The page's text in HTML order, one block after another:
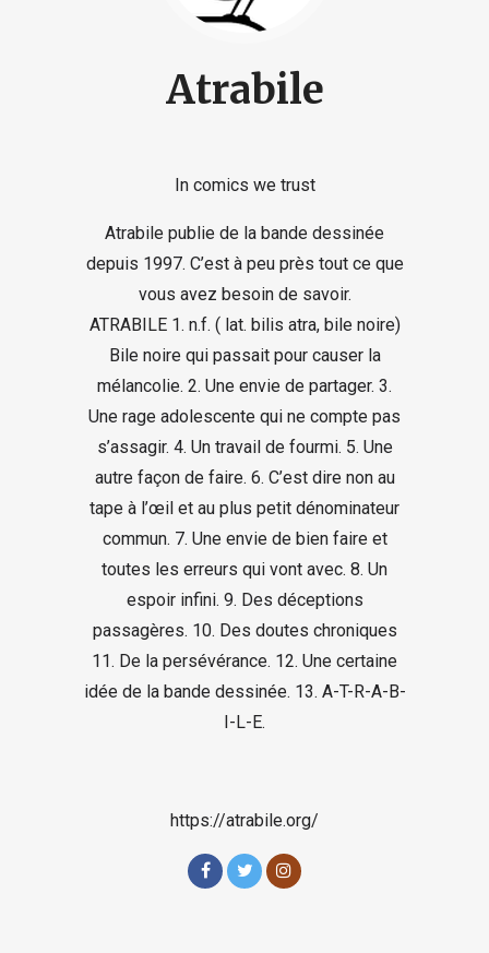
Atrabile
In comics we trust
Atrabile publie de la bande dessinée
depuis 1997. C’est à peu près tout ce que
vous avez besoin de savoir.
ATRABILE 1. n.f. ( lat. bilis atra, bile noire)
Bile noire qui passait pour causer la
mélancolie. 2. Une envie de partager. 3.
Une rage adolescente qui ne compte pas
s’assagir. 4. Un travail de fourmi. 5. Une
autre façon de faire. 6. C’est dire non au
tape à l’œil et au plus petit dénominateur
commun. 7. Une envie de bien faire et
toutes les erreurs qui vont avec. 8. Un
espoir infini. 9. Des déceptions
passagères. 10. Des doutes chroniques
11. De la persévérance. 12. Une certaine
idée de la bande dessinée. 13. A-T-R-A-B-
I-L-E.
https://atrabile.org/